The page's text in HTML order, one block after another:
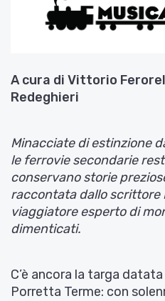
A cura di Vittorio
Redeghieri
Minacciate di estinzione
le ferrovie secondarie
conservano storie
raccontata dallo scrittore
viaggiatore esperto di
dimenticati.
C’è ancora la targa
Porretta Terme: con